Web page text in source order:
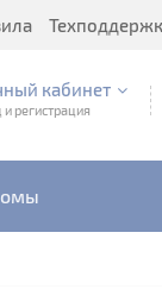
кабинет
и регистрация